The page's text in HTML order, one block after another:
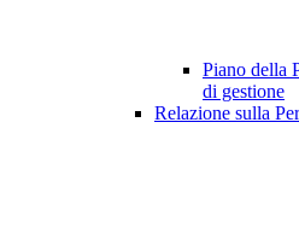
Piano della
di gestione
Relazione sulla